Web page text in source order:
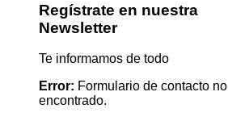
Regístrate en nuestra
Newsletter
Te informamos de todo
Error: Formulario de contacto no
encontrado.